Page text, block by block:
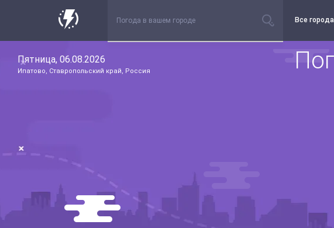
Все города
Пятница, 06.08.2026
Ипатово, Ставропольский край, Россия